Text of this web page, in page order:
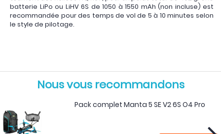
batterie LiPo ou LiHV 6S de 1050 à 1550 mAh (non incluse) est
recommandée pour des temps de vol de 5 à 10 minutes selon
le style de pilotage.
Nous vous recommandons
Pack complet Manta 5 SE V2 6S O4 Pro